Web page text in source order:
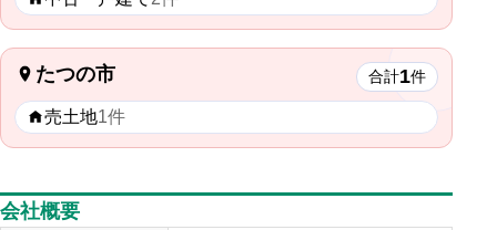
たつの市 合計1件
売土地1件
会社概要